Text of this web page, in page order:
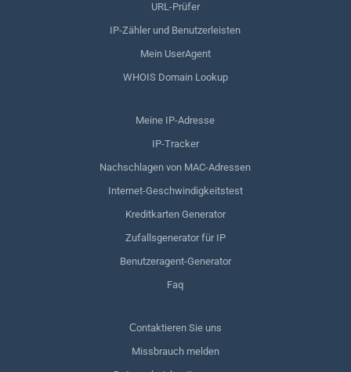
URL-Prüfer
IP-Zähler und Benutzerleisten
Mein UserAgent
WHOIS Domain Lookup
Meine IP-Adresse
IP-Tracker
Nachschlagen von MAC-Adressen
Internet-Geschwindigkeitstest
Kreditkarten Generator
Zufallsgenerator für IP
Benutzeragent-Generator
Faq
Сontaktieren Sie uns
Missbrauch melden